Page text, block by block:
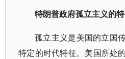
特朗普政府孤立主义的
孤立主义是美国的立国
特定的时代特征。美国所处